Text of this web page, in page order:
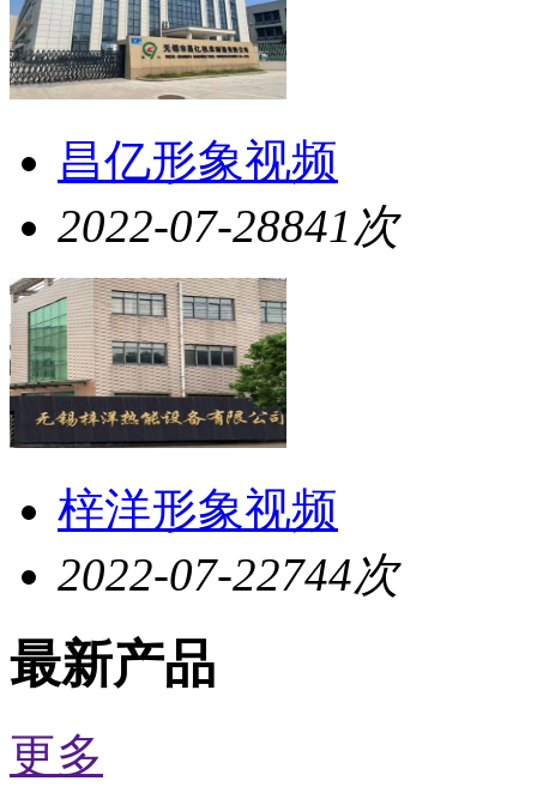
昌亿形象视频
2022-07-28841次
梓洋形象视频
2022-07-22744次
最新产品
更多